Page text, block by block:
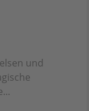
und